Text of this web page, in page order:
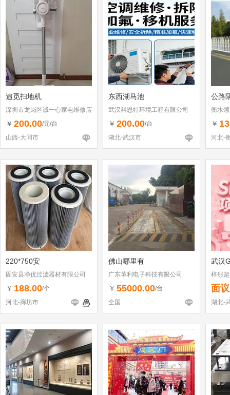
追觅扫地机
深圳市龙岗区诚一心家电维修店
（个体工商户）
￥ 200.00/元/台
山西-大同市
东西湖马池
武汉科恩特环境工程有限公司
￥ 200.00/台
湖北-武汉市
公路
衡水
￥
河北-
220*750安
固安县净优过滤器材有限公司
￥ 188.00/个
河北-廊坊市
佛山哪里有
广东革利电子科技有限公司
￥ 55000.00/台
全国
武汉
梓彤
面议
湖北-